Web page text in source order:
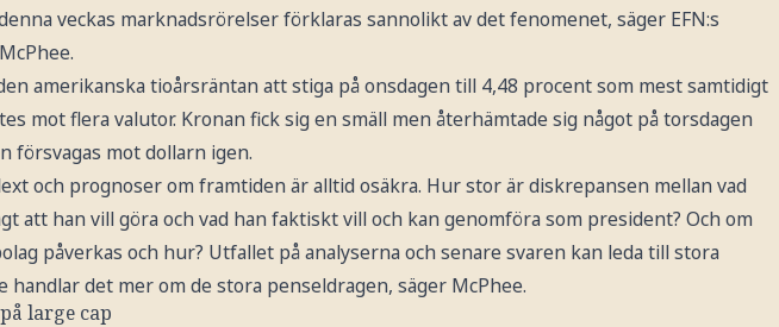
veckas marknadsrörelser förklaras sannolikt av det fenomenet, säger EFN:s
amerikanska tioårsräntan att stiga på onsdagen till 4,48 procent som mest samtidigt
mot flera valutor. Kronan fick sig en smäll men återhämtade sig något på torsdagen
försvagas mot dollarn igen.
och prognoser om framtiden är alltid osäkra. Hur stor är diskrepansen mellan vad
att han vill göra och vad han faktiskt vill och kan genomföra som president? Och om
påverkas och hur? Utfallet på analyserna och senare svaren kan leda till stora
handlar det mer om de stora penseldragen, säger McPhee.
large cap